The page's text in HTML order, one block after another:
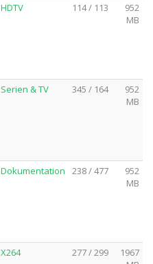
HDTV 114 / 113
952
MB
Serien & TV 345 / 164
952
MB
Dokumentation 238 / 477
952
MB
X264 277 / 299
1967